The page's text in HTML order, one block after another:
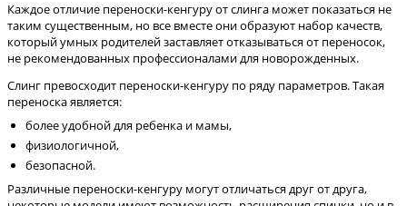
Каждое отличие переноски-кенгуру от слинга может показаться не
таким существенным, но все вместе они образуют набор качеств,
который умных родителей заставляет отказываться от переносок,
не рекомендованных профессионалами для новорожденных.
Слинг превосходит переноски-кенгуру по ряду параметров.Такая
переноска является:
более удобной для ребенка и мамы,
физиологичной,
безопасной.
Различные переноски-кенгуру могут отличаться друг от друга,